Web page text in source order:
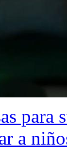
para
a